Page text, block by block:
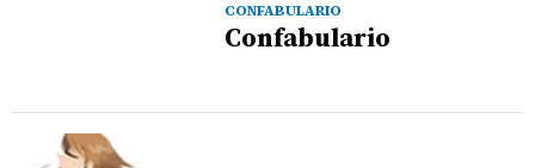
CONFABULARIO
Confabulario